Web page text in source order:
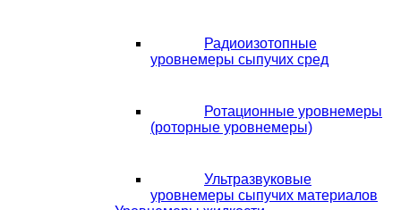
Радиоизотопные
уровнемеры сыпучих сред
Ротационные уровнемеры
(роторные уровнемеры)
Ультразвуковые
уровнемеры сыпучих материалов